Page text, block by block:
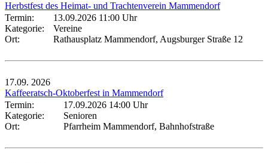
Herbstfest des Heimat- und Trachtenverein Mammendorf
Termin:
13.09.2026 11:00 Uhr
Kategorie:
Vereine
Ort:
Rathausplatz Mammendorf, Augsburger Straße 12
17.09. 2026
Kaffeeratsch-Oktoberfest in Mammendorf
Termin:
17.09.2026 14:00 Uhr
Kategorie:
Senioren
Ort:
Pfarrheim Mammendorf, Bahnhofstraße